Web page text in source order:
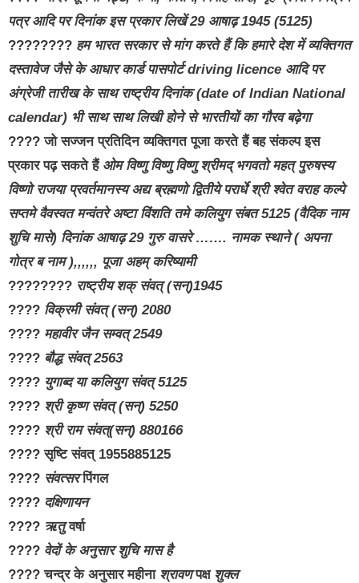
पत्र आदि पर दिनांक इस प्रकार लिखें 29 आषाढ़ 1945 (5125)
???????? हम भारत सरकार से मांग करते हैं कि हमारे देश में व्यक्तिगत
दस्तावेज जैसे के आधार कार्ड पासपोर्ट driving licence आदि पर
अंग्रेजी तारीख के साथ राष्ट्रीय दिनांक (date of Indian National
calendar) भी साथ साथ लिखी होने से भारतीयों का गौरव बढ़ेगा
???? जो सज्जन प्रतिदिन व्यक्तिगत पूजा करते हैं बह संकल्प इस
प्रकार पढ़ सकते हैं ओम विष्णु विष्णु विष्णु श्रीमद् भगवतो महत् पुरुषस्य
विष्णो राजया प्रवर्तमानस्य अद्य ब्रह्मणो द्वितीये परार्धे श्री श्वेत वराह कल्पे
सप्तमे वैवस्वत मन्वंतरे अष्टा विंशति तमे कलियुग संबत 5125 (वैदिक नाम
शुचि मासे) दिनांक आषाढ़ 29 गुरु वासरे ……. नामक स्थाने ( अपना
गोत्र ब नाम ),,,,,, पूजा अहम् करिष्यामी
???????? राष्ट्रीय शक् संवत् (सन्)1945
???? विक्रमी संवत् (सन्) 2080
???? महावीर जैन सम्वत् 2549
???? बौद्ध संवत् 2563
???? युगाब्द या कलियुग संवत् 5125
???? श्री कृष्ण संवत् (सन्) 5250
???? श्री राम संवत्(सन्) 880166
???? सृष्टि संवत् 1955885125
???? संवत्सरपिंगल
???? दक्षिणायन
???? ऋतुवर्षा
???? वेदों के अनुसार शुचि मास है
???? चन्द्र के अनुसार महीना श्रावणपक्ष शुक्ल